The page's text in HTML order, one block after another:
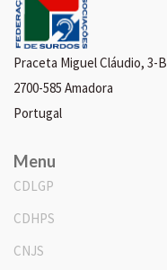
Praceta Miguel Cláudio, 3-B
2700-585 Amadora
Portugal
Menu
CDLGP
CDHPS
CNJS